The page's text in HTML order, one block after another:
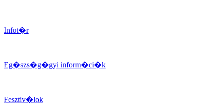
Infot�r
Eg�szs�g�gyi inform�ci�k
Fesztiv�lok